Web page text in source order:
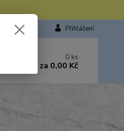
Přihlášení
0 ks
za 0,00 Kč